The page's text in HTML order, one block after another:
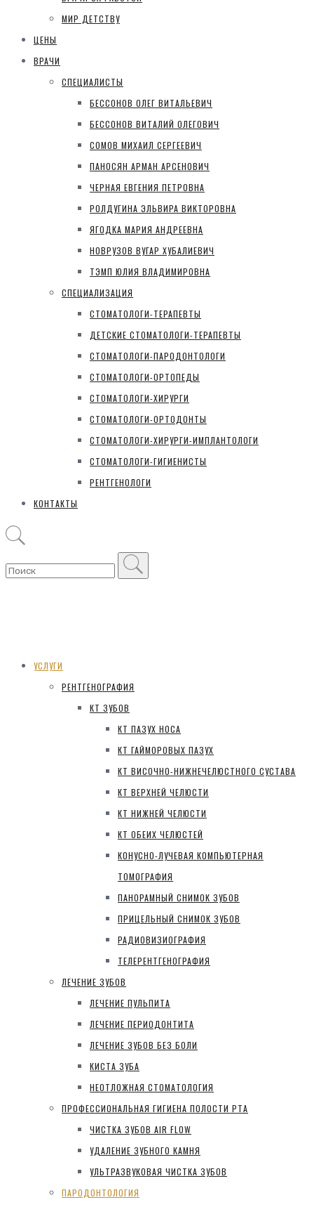
МИР ДЕТСТВУ
ЦЕНЫ
ВРАЧИ
СПЕЦИАЛИСТЫ
БЕССОНОВ ОЛЕГ ВИТАЛЬЕВИЧ
БЕССОНОВ ВИТАЛИЙ ОЛЕГОВИЧ
СОМОВ МИХАИЛ СЕРГЕЕВИЧ
ПАНОСЯН АРМАН АРСЕНОВИЧ
ЧЕРНАЯ ЕВГЕНИЯ ПЕТРОВНА
РОЛДУГИНА ЭЛЬВИРА ВИКТОРОВНА
ЯГОДКА МАРИЯ АНДРЕЕВНА
НОВРУЗОВ ВУГАР ХУБАЛИЕВИЧ
ТЭМП ЮЛИЯ ВЛАДИМИРОВНА
СПЕЦИАЛИЗАЦИЯ
СТОМАТОЛОГИ-ТЕРАПЕВТЫ
ДЕТСКИЕ СТОМАТОЛОГИ-ТЕРАПЕВТЫ
СТОМАТОЛОГИ-ПАРОДОНТОЛОГИ
СТОМАТОЛОГИ-ОРТОПЕДЫ
СТОМАТОЛОГИ-ХИРУРГИ
СТОМАТОЛОГИ-ОРТОДОНТЫ
СТОМАТОЛОГИ-ХИРУРГИ-ИМПЛАНТОЛОГИ
СТОМАТОЛОГИ-ГИГИЕНИСТЫ
РЕНТГЕНОЛОГИ
КОНТАКТЫ
УСЛУГИ
РЕНТГЕНОГРАФИЯ
КТ ЗУБОВ
КТ ПАЗУХ НОСА
КТ ГАЙМОРОВЫХ ПАЗУХ
КТ ВИСОЧНО-НИЖНЕЧЕЛЮСТНОГО СУСТАВА
КТ ВЕРХНЕЙ ЧЕЛЮСТИ
КТ НИЖНЕЙ ЧЕЛЮСТИ
КТ ОБЕИХ ЧЕЛЮСТЕЙ
КОНУСНО-ЛУЧЕВАЯ КОМПЬЮТЕРНАЯ
ТОМОГРАФИЯ
ПАНОРАМНЫЙ СНИМОК ЗУБОВ
ПРИЦЕЛЬНЫЙ СНИМОК ЗУБОВ
РАДИОВИЗИОГРАФИЯ
ТЕЛЕРЕНТГЕНОГРАФИЯ
ЛЕЧЕНИЕ ЗУБОВ
ЛЕЧЕНИЕ ПУЛЬПИТА
ЛЕЧЕНИЕ ПЕРИОДОНТИТА
ЛЕЧЕНИЕ ЗУБОВ БЕЗ БОЛИ
КИСТА ЗУБА
НЕОТЛОЖНАЯ СТОМАТОЛОГИЯ
ПРОФЕССИОНАЛЬНАЯ ГИГИЕНА ПОЛОСТИ РТА
ЧИСТКА ЗУБОВ AIR FLOW
УДАЛЕНИЕ ЗУБНОГО КАМНЯ
УЛЬТРАЗВУКОВАЯ ЧИСТКА ЗУБОВ
ПАРОДОНТОЛОГИЯ